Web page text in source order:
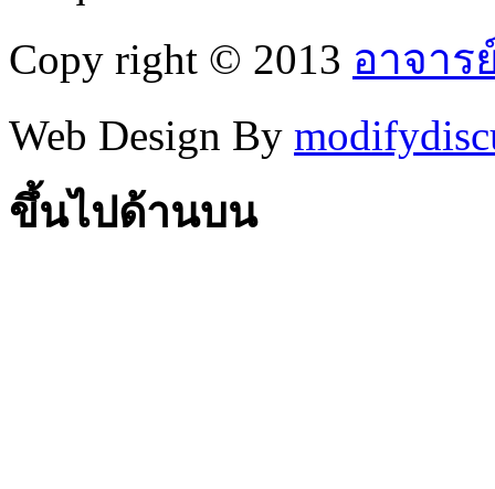
Copy right © 2013 อาจาร
Web Design By
ขึ้นไปด้านบน